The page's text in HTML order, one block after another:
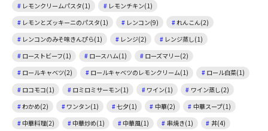
レモンクリームパスタ(1)
レモンチキン(1)
レモンとズッキーニのパスタ(1)
レンコン(9)
れんこん(2)
レンコンのみそ味きんぴら(1)
レンジ(2)
レンジ蒸し(1)
ローストビーフ(1)
ロースハム(1)
ローズマリー(2)
ロールキャベツ(2)
ロールキャベツのレモンクリーム(1)
ロール白菜(1)
ロコモコ(1)
ロミロミサーモン(1) ワイン(1)
ワイン蒸し(2)
わかめ(2)
ワンタン(1) 七夕(1) 中華(2)
中華スープ(1)
中華料理(2)
中華炒め(1) 中華風(1) 串焼き(1)
丼(4)